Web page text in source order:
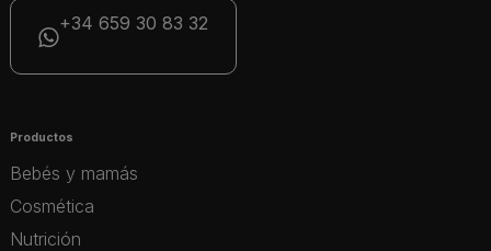
+34 659 30 83 32
Productos
Bebés y mamás
Cosmética
Nutrición